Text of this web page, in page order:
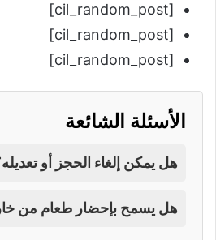
[cil_random_post]
[cil_random_post]
[cil_random_post]
الأسئلة الشائعة
هل يمكن إلغاء الحجز أو
هل يسمح بإحضار طعام من